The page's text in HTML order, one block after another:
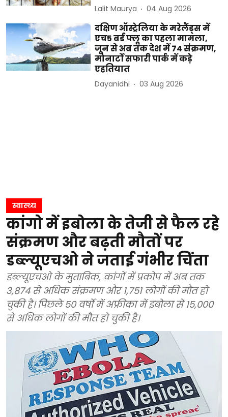
Lalit Maurya 04 Aug 2026
दक्षिण ऑस्ट्रेलिया के मरेलैंड्स में
एच5 बर्ड फ्लू का पहला मामला,
जून से अब तक देश में 74 संक्रमण,
मोनार्टो सफारी पार्क में कड़े
एहतियात
Dayanidhi 03 Aug 2026
स्वास्थ्य
कांगो में इबोला के तेजी से फैल रहे
संक्रमण और बढ़ती मौतों पर
डब्ल्यूएचओ ने जताई गंभीर चिंता
डब्ल्यूएचओ के मुताबिक, कांगों में प्रकोप में अब तक
3,874 से अधिक संक्रमण और 1,751 लोगों की मौत हो
चुकी है। पिछले 50 वर्षों में अफ्रीका में इबोला से 15,000
से अधिक लोगों की मौत हो चुकी है।